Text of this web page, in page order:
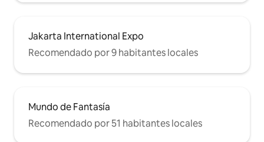
Jakarta International Expo
Recomendado por 9 habitantes locales
Mundo de Fantasía
Recomendado por 51 habitantes locales